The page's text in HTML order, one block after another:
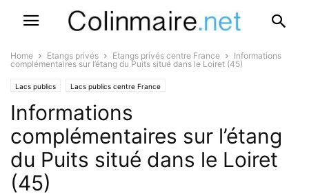
Home Etangs privés Etangs privés centre France
Informations
complémentaires sur l’étang du Puits situé dans le Loiret (45)
Lacs publics Lacs publics centre France
Informations
complémentaires sur l’étang
du Puits situé dans le Loiret
(45)